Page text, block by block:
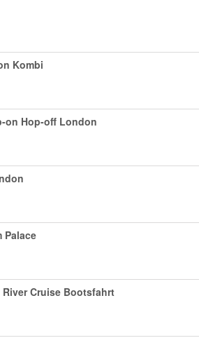
Kombi
on Hop-off London
Palace
Cruise Bootsfahrt